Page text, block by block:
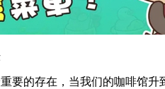
的存在，当我们的咖啡馆升